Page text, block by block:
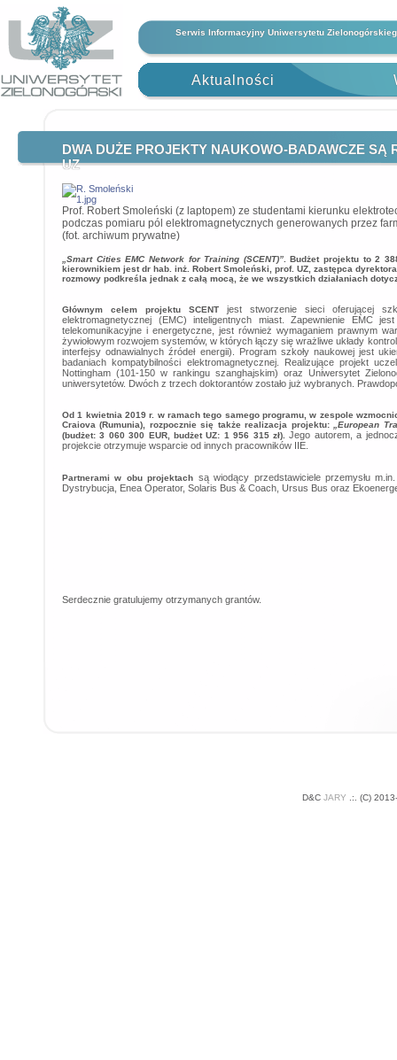
Serwis Informacyjny Uniwersytetu
Aktualności
DWA DUŻE PROJEKTY NAUKOWO-BADAWCZE SĄ
UZ
Prof. Robert Smoleński (z laptopem) ze studentami kierunku
podczas pomiaru pól elektromagnetycznych generowanych przez
(fot. archiwum prywatne)
„Smart Cities EMC Network for Training (SCENT)”. Budżet projektu to 2
kierownikiem jest dr hab. inż. Robert Smoleński, prof. UZ, zastępca
rozmowy podkreśla jednak z całą mocą, że we wszystkich działaniach
Głównym celem projektu SCENTjest stworzenie sieci oferującej
elektromagnetycznej (EMC) inteligentnych miast. Zapewnienie EMC
telekomunikacyjne i energetyczne, jest również wymaganiem prawnym
żywiołowym rozwojem systemów, w których łączy się wrażliwe układy
interfejsy odnawialnych źródeł energii). Program szkoły naukowej jest
badaniach kompatybilności elektromagnetycznej. Realizujące projekt
Nottingham (101-150 w rankingu szanghajskim) oraz Uniwersytet
uniwersytetów. Dwóch z trzech doktorantów zostało już wybranych.
Od 1 kwietnia 2019 r. w ramach tego samego programu, w zespole
Craiova (Rumunia), rozpocznie się także realizacja projektu:
„European
(budżet: 3 060 300 EUR, budżet UZ: 1 956 315 zł).Jego autorem, a
projekcie otrzymuje wsparcie od innych pracowników IIE.
Partnerami w obu projektach są wiodący przedstawiciele przemysłu
Dystrybucja, Enea Operator, Solaris Bus & Coach, Ursus Bus oraz
Serdecznie gratulujemy otrzymanych grantów.
D&C JARY .: (C)